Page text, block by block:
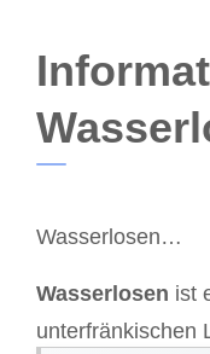
Wasserlosen…
Wasserlosen ist
unterfränkischen